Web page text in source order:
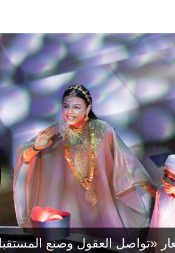
«تواصل العقول وصنع
سيكون لوحة فنية وقصة